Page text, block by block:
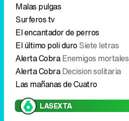
Malas pulgas
Surferos tv
El encantador de perros
El último poli duroSiete letras
Alerta CobraEnemigos mortales
Alerta CobraDecision solitaria
Las mañanas de Cuatro
LASEXTA